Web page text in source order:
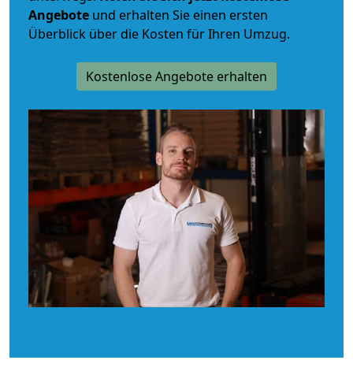
Angebote und erhalten Sie einen ersten
Überblick über die Kosten für Ihren Umzug.
Kostenlose Angebote erhalten